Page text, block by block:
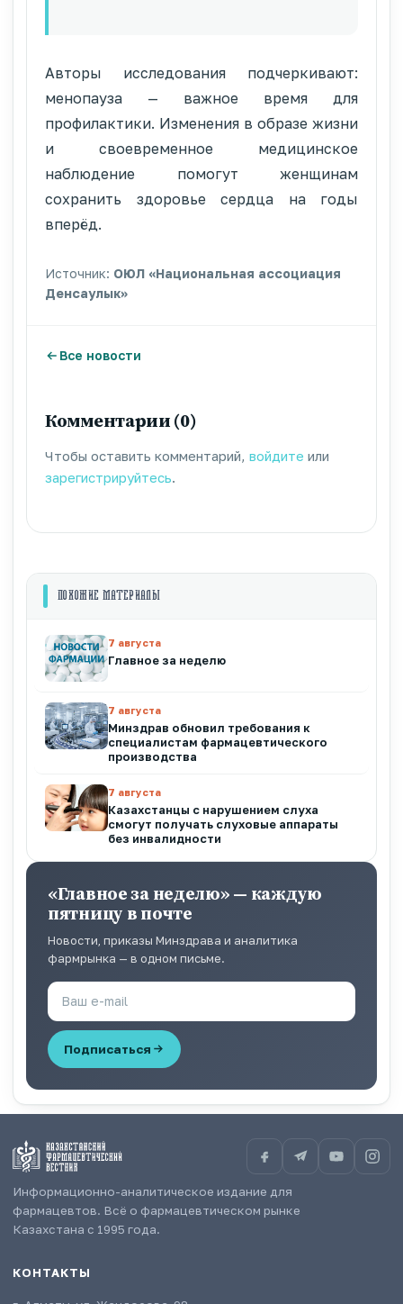
Авторы исследования подчеркивают:
менопауза — важное время для
профилактики. Изменения в образе жизни
и своевременное медицинское
наблюдение помогут женщинам
сохранить здоровье сердца на годы
вперёд.
Источник: ОЮЛ «Национальная ассоциация
Денсаулык»
Все новости
Комментарии (0)
Чтобы оставить комментарий, войдите или
зарегистрируйтесь
ПОХОЖИЕ МАТЕРИАЛЫ
7 августа
Главное за неделю
7 августа
Минздрав обновил требования к
специалистам фармацевтического
производства
7 августа
Казахстанцы с нарушением слуха
смогут получать слуховые аппараты
без инвалидности
«Главное за неделю» — каждую
пятницу в почте
Новости, приказы Минздрава и аналитика
фармрынка — в одном письме.
Подписаться
Информационно-аналитическое издание для
фармацевтов. Всё о фармацевтическом рынке
Казахстана с 1995 года.
КОНТАКТЫ